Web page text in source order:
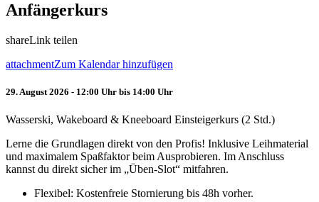
Anfängerkurs
shareLink teilen
attachmentZum Kalendar hinzufügen
29. August 2026 - 12:00 Uhr bis 14:00 Uhr
Wasserski, Wakeboard & Kneeboard Einsteigerkurs (2 Std.)
Lerne die Grundlagen direkt von den Profis! Inklusive Leihmaterial
und maximalem Spaßfaktor beim Ausprobieren. Im Anschluss
kannst du direkt sicher im „Üben-Slot“ mitfahren.
Flexibel: Kostenfreie Stornierung bis 48h vorher.